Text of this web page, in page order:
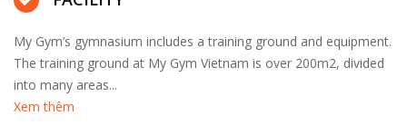
My Gym’s gymnasium includes a training ground and equipment.
The training ground at My Gym Vietnam is over 200m2, divided
into many areas...
Xem thêm